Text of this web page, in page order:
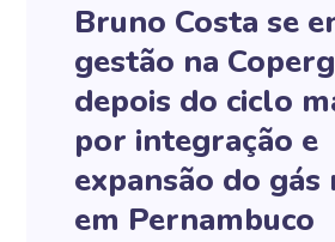
Bruno Costa se
gestão na
depois do ciclo
por integração e
expansão do
em Pernambuco